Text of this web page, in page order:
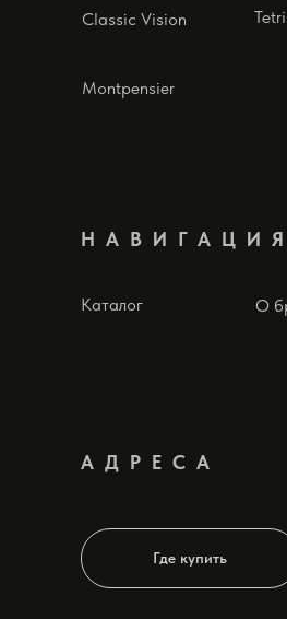
О
Каталог
Montpensier
Classic Vision
АДРЕСА
НАВИГАЦИЯ
Где купить